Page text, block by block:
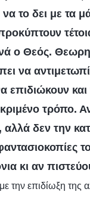
να το δει με τα
ο Θεός.
να
επιδιώκουν
τρόπο.
δεν την
κι αν
την επιδίωξη της